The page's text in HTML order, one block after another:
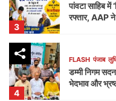
3
पांवटा साहिब
रफ्तार, AAP
4
FLASH पंजाब
डम्मी निगम
भेदभाव और